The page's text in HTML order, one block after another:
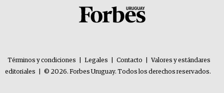
Términos y condiciones Legales Contacto
Valores y estándares
editoriales
© 2026. Forbes Uruguay. Todos los derechos reservados.